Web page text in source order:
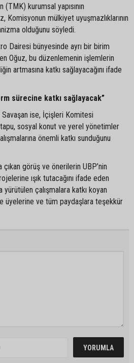
(TMK) kurumsal yapısının
Komisyonun mülkiyet uyuşmazlıklarının
olduğunu söyledi.
Dairesi bünyesinde ayrı bir birim
Oğuz, bu düzenlemenin işlemlerin
artmasına katkı sağlayacağını ifade
sürecine katkı sağlayacak”
ise, İçişleri Komitesi
tapu, sosyal konut ve yerel yönetimler
önemli katkı sunduğunu
görüş ve önerilerin UBP’nin
ışık tutacağını ifade eden
yürütülen çalışmalara katkı koyan
üyelerine ve tüm paydaşlara teşekkür